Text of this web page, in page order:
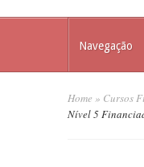
Navegação
Home » Cursos
Nível 5